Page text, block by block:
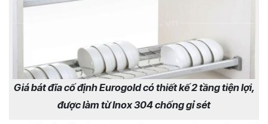
Giá bát đĩa cố định Eurogold có thiết kế 2 tầng tiện lợi,
được làm từ Inox 304 chống gỉ sét